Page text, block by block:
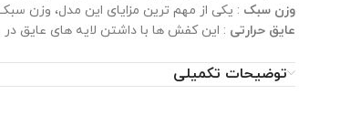
وزن سبک : یکی از مهم ترین مزایای این مدل، وزن
عایق حرارتی : این کفش ها با داشتن لایه های عایق
زیره ویبرام ( Vibram
)
:توضیحات تکمیلی